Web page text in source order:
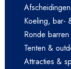
Koeling, bar-
Ronde barren
Tenten &
Attracties &